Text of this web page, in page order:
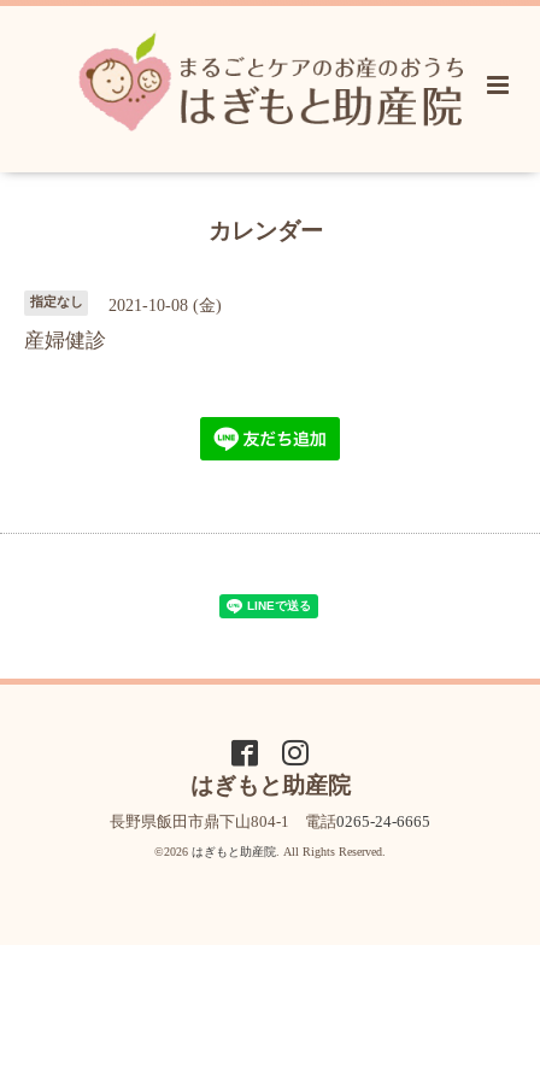
カレンダー
指定なし 2021-10-08 (金)
産婦健診
はぎもと助産院
長野県飯田市鼎下山804-1 電話0265-24-6665
©2026 はぎもと助産院 . All Rights Reserved.